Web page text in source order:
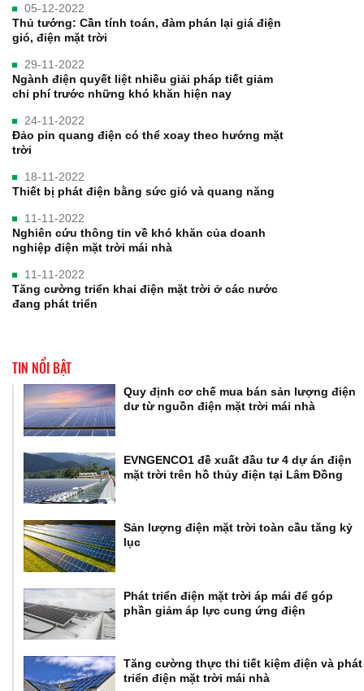
05-12-2022
Thủ tướng: Cần tính toán, đàm phán lại giá điện
gió, điện mặt trời
29-11-2022
Ngành điện quyết liệt nhiều giải pháp tiết giảm
chi phí trước những khó khăn hiện nay
24-11-2022
Đảo pin quang điện có thể xoay theo hướng mặt
trời
18-11-2022
Thiết bị phát điện bằng sức gió và quang năng
11-11-2022
Nghiên cứu thông tin về khó khăn của doanh
nghiệp điện mặt trời mái nhà
11-11-2022
Tăng cường triển khai điện mặt trời ở các nước
đang phát triển
TIN NỔI BẬT
Quy định cơ chế mua bán sản lượng điện
dư từ nguồn điện mặt trời mái nhà
EVNGENCO1 đề xuất đầu tư 4 dự án điện
mặt trời trên hồ thủy điện tại Lâm Đồng
Sản lượng điện mặt trời toàn cầu tăng kỷ
lục
Phát triển điện mặt trời áp mái để góp
phần giảm áp lực cung ứng điện
Tăng cường thực thi tiết kiệm điện và phát
triển điện mặt trời mái nhà